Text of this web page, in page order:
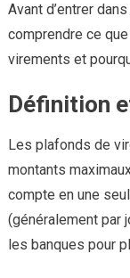
Avant d’entrer
comprendre ce
virements et
Définition
Les plafonds de
montants
compte en une
(généralement par
les banques pour